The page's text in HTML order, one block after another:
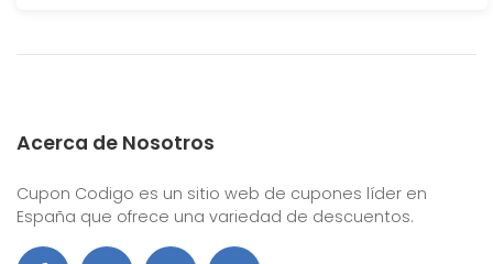
Acerca de Nosotros
Cupon Codigo es un sitio web de cupones líder en
España que ofrece una variedad de descuentos.